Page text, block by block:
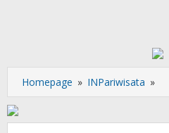
Homepage » INPariwisata »